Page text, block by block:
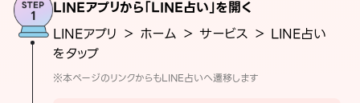
LINEアプリから「LINE占い」を開く
LINEアプリ ＞ ホーム ＞ サービス ＞ LINE占い
をタップ
※本ページのリンクからもLINE占いへ遷移します